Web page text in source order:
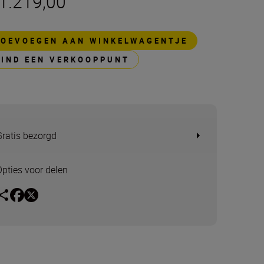
AAN WINKELWAGENTJE
EEN VERKOOPPUNT
bezorgd
voor delen